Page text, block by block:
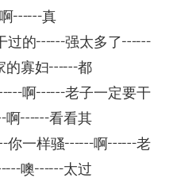
┅┅真
过的┅┅强太多了┅┅
的寡妇┅┅都
啊┅┅老子一定要干
啊┅┅看看其
一样骚┅┅啊┅┅老
噢┅┅太过